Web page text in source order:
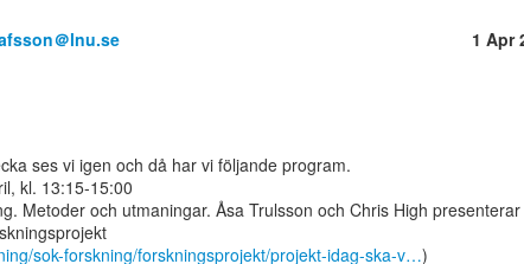
＠lnu.se 1 Apr
ses vi igen och då har vi följande program.
kl. 13:15-15:00
Metoder och utmaningar. Åsa Trulsson och Chris High
sok-forskning/forskningsprojekt/projekt-idag-ska-v…)